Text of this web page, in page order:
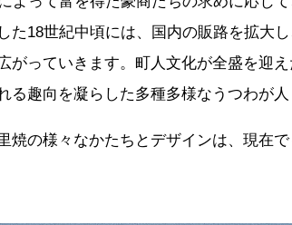
た18世紀中頃には、国内の販路を拡大
がっていきます。町人文化が全盛を迎
趣向を凝らした多種多様なうつわが人
焼の様々なかたちとデザインは、現在